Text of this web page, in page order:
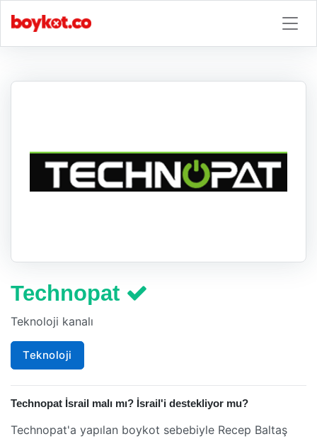
Technopat
Teknoloji kanalı
Teknoloji
Technopat İsrail malı mı? İsrail'i destekliyor mu?
Technopat'a yapılan boykot sebebiyle Recep Baltaş